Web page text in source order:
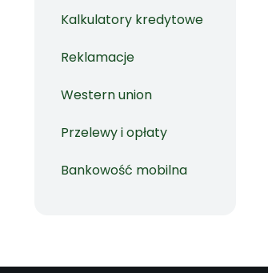
Kalkulatory kredytowe
Reklamacje
Western union
Przelewy i opłaty
Bankowość mobilna